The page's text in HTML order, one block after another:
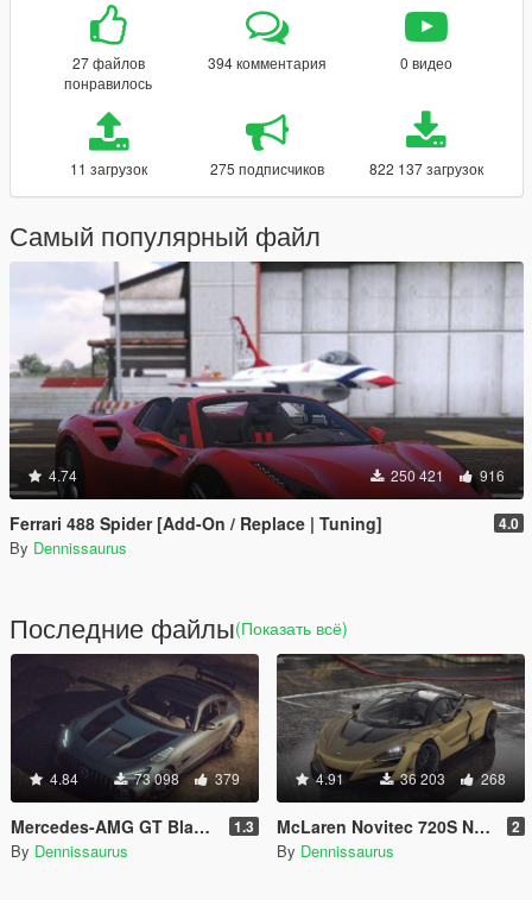
27 файлов
понравилось
394 комментария 0 видео
11 загрузок 275 подписчиков 822 137 загрузок
Самый популярный файл
4.74 250 421 916
Ferrari 488 Spider [Add-On / Replace | Tuning] 4.0
By Dennissaurus
Последние файлы(Показать всё)
4.84 73 098 379
Mercedes-AMG GT Black Series [Add-On | VehFuncs V] 1.3
By Dennissaurus
4.91 36 203 268
McLaren Novitec 720S N-Largo [Add-On] 2
By Dennissaurus